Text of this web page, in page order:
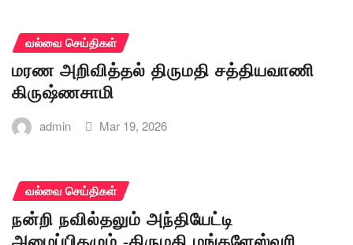
வல்வை செய்திகள்
மரண அறிவித்தல் திருமதி சத்தியவாணி
கிருஷ்ணசாமி
admin Mar 19, 2026
வல்வை செய்திகள்
நன்றி நவில்தலும் அந்தியேட்டி